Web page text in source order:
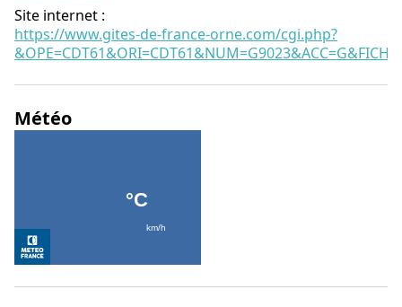
Site internet :
https://www.gites-de-france-orne.com/cgi.php?
Météo